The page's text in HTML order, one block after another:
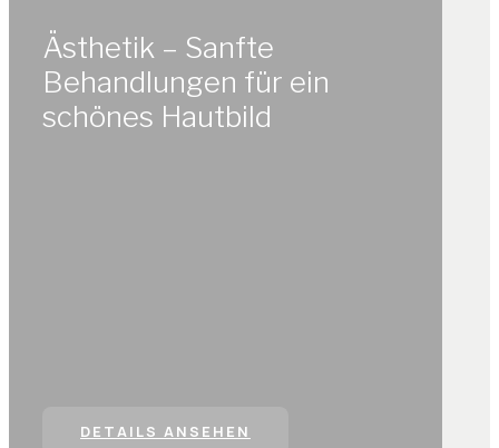
Ästhetik – Sanfte
Behandlungen für ein
schönes Hautbild
DETAILS ANSEHEN